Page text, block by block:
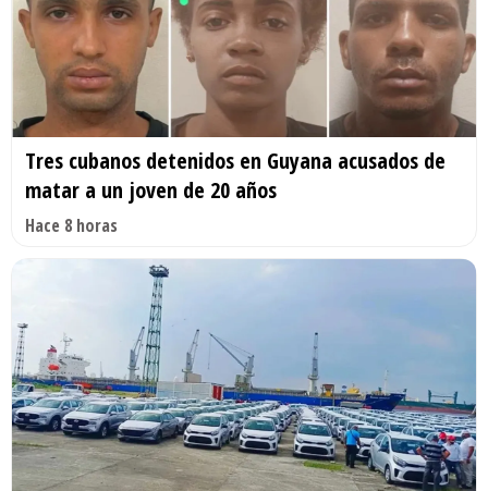
Tres cubanos detenidos en Guyana acusados de
matar a un joven de 20 años
Hace 8 horas